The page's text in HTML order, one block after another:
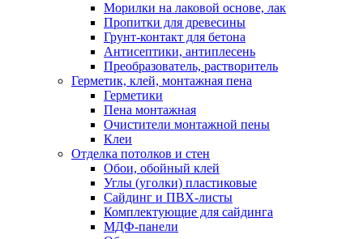
Морилки на лаковой основе, лак
Пропитки для древесины
Грунт-контакт для бетона
Антисептики, антиплесень
Преобразователь, растворитель
Герметик, клей, монтажная пена
Герметики
Пена монтажная
Очистители монтажной пены
Клеи
Отделка потолков и стен
Обои, обойный клей
Углы (уголки) пластиковые
Сайдинг и ПВХ-листы
Комплектующие для сайдинга
МДФ-панели